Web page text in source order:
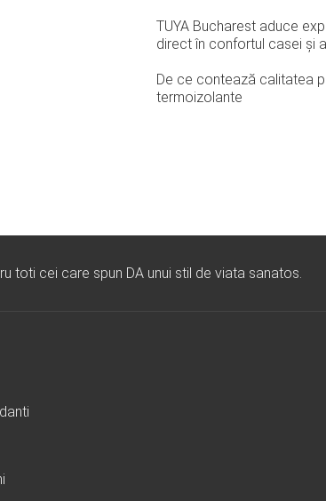
TUYA Bucharest aduce
direct în confortul casei și
De ce contează calitatea
termoizolante
toti cei care spun DA unui stil de viata sanatos.